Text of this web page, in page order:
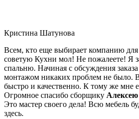
Кристина Шатунова
Всем, кто еще выбирает компанию для
советую Кухни мол! Не пожалеете! Я
спальню. Начиная с обсуждения
монтажом никаких проблем не было.
быстро и качественно. К тому же мне
Огромное спасибо сборщику Алексею
Это мастер своего дела! Всю мебель
здесь.